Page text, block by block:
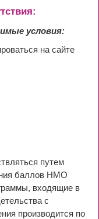
условия:
на сайте
путем
баллов НМО
входящие в
с
производится по